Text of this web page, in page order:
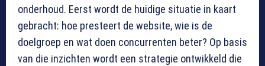
onderhoud. Eerst wordt de huidige situatie in kaart
gebracht: hoe presteert de website, wie is de
doelgroep en wat doen concurrenten beter? Op basis
van die inzichten wordt een strategie ontwikkeld die